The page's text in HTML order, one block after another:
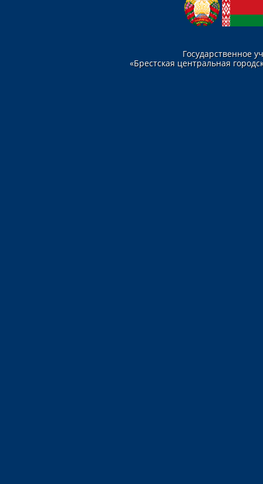
Государственное
«Брестская центральная